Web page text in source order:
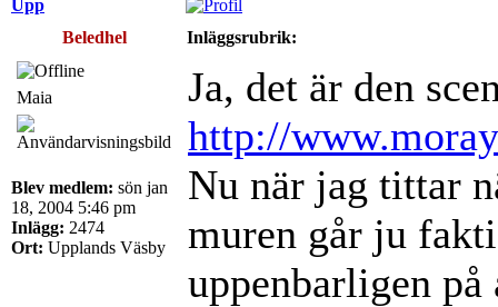
Upp
Beledhel
Inläggsrubrik:
Maia
Blev medlem: sön jan
18, 2004 5:46 pm
Inlägg: 2474
Ort: Upplands Väsby
Ja, det är den
http://
Nu när jag tittar
muren går ju
uppenbarligen